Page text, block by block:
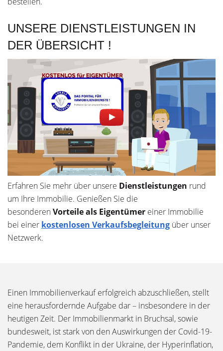
UNSERE DIENSTLEISTUNGEN IN
DER ÜBERSICHT !
Erfahren Sie mehr über unsere Dienstleistungen rund
um Ihre Immobilie. Genießen Sie die
besonderenVorteile als Eigentümer einer Immobilie
bei einer kostenlosen Verkaufsbegleitung über unser
Netzwerk.
Einen Immobilienverkauf erfolgreich abzuschließen, stellt
eine herausfordernde Aufgabe dar – insbesondere in der
heutigen Zeit. Der Immobilienmarkt in Bruchsal, sowie
bundesweit, ist stark von den Auswirkungen der Covid-19-
Pandemie, dem Konflikt in der Ukraine, der Hyperinflation,